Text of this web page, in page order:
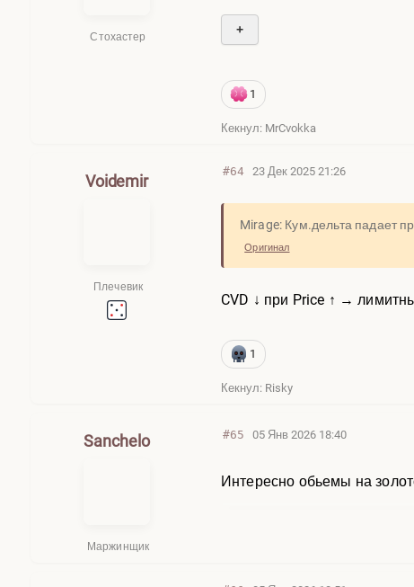
Стохастер +
1
Кекнул: MrCvokka
Voidemir
Плечевик
#64 23 Дек 2025 21:26
Mirage: Кум.дельта падает
Оригинал
CVD ↓ при Price ↑ →
1
Кекнул: Risky
Sanchelo
Маржинщик
#65 05 Янв 2026 18:40
Интересно обьемы на